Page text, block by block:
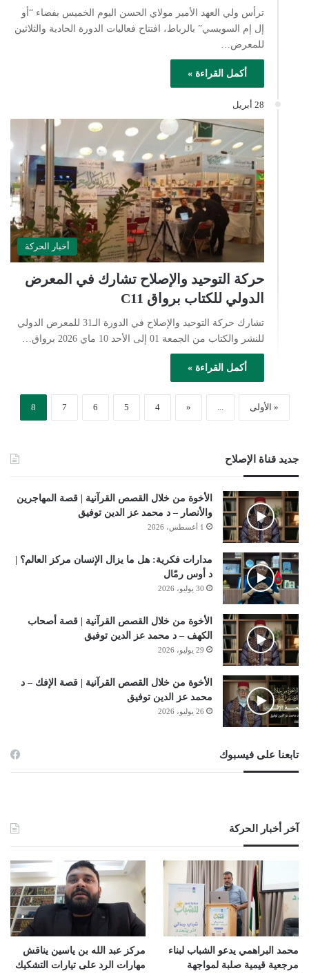
ترأس ولي العهد الأمير مولاي الحسن اليوم الخميس بفضاء “أو
إل إم السويسي” بالرباط، افتتاح فعاليات الدورة الحادية والثلاثين
للمعرض…
أكمل القراءة »
28 أبريل
أخبار الحركة
حركة التوحيد والإصلاح تشارك في المعرض
الدولي للكتاب برواق C11
تشارك حركة التوحيد والإصلاح في الدورة الـ31 للمعرض الدولي
للنشر والكتاب من الجمعة 01 إلى الأحد 10 ماي 2026 برواق…
أكمل القراءة »
« الأولى «
4
5
6
7
8
جديد قناة الإصلاح
الأخوة من خلال القصص القرآنية | قصة المهاجرين
والأنصار – د محمد عز الدين توفيق
1 أغسطس، 2026
مدارات فكرية: هل ما يزال الإنسان مركز العالم؟ |
د أوس رمّال
30 يوليو، 2026
الأخوة من خلال القصص القرآنية | قصة أصحاب
الكهف – د محمد عز الدين توفيق
29 يوليو، 2026
الأخوة من خلال القصص القرآنية | قصة الإفك – د
محمد عز الدين توفيق
26 يوليو، 2026
تابعنا على فيسبوك
آخر أخبار الحركة
محمد البراهمي يدعو الشباب لبناء
مرجعية قيمية صلبة لمواجهة
مركز عبد الله بن ياسين يناقش
مهارات الرد على تيارات التشكيك